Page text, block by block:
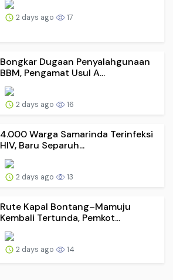
2 days ago 17
Bongkar Dugaan Penyalahgunaan
BBM, Pengamat Usul A...
2 days ago 16
4.000 Warga Samarinda Terinfeksi
HIV, Baru Separuh...
2 days ago 13
Rute Kapal Bontang–Mamuju
Kembali Tertunda, Pemkot...
2 days ago 14